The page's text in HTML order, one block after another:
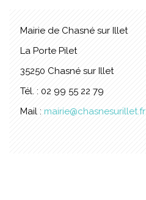
Mairie de Chasné sur Illet
La Porte Pilet
35250 Chasné sur Illet
Tél. : 02 99 55 22 79
Mail : mairie@chasnesurillet.fr